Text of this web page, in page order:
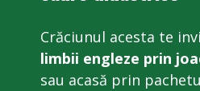
Crăciunul acesta te
limbii engleze prin
sau acasă prin